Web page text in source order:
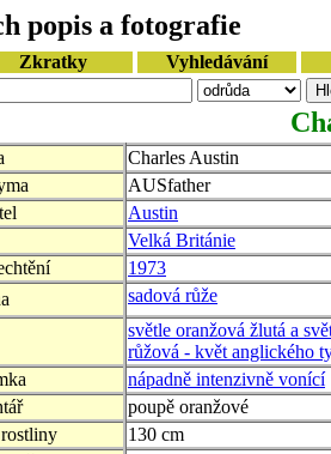
popis a fotografie
Zkratky
Vyhledávání
Charles Austin
AUSfather
Austin
Velká Británie
1973
sadová růže
světle oranžová žlutá a
růžová - květ anglického
nápadně intenzivně vonící
poupě oranžové
130 cm